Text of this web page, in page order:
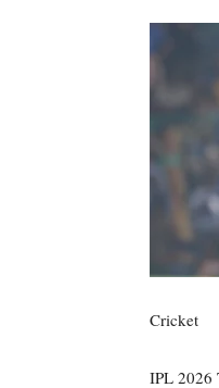
Cricket
IPL 2026